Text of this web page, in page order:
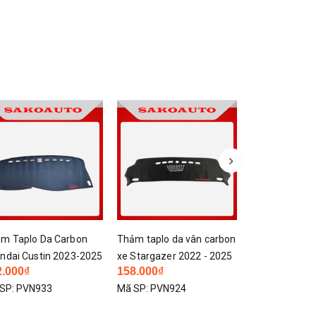
taplo da vân carbon
2022 - 2025
đen, đế chống trượt,
cao cấp
PVN924
- 17%
Chắn bùn xe Hyundai
Custin 2023 - 2025 | Chất
liệu nhựa dẻo độ bền cao
dễ dàng lắp đặt
165.000₫
Mã SP: PVN869